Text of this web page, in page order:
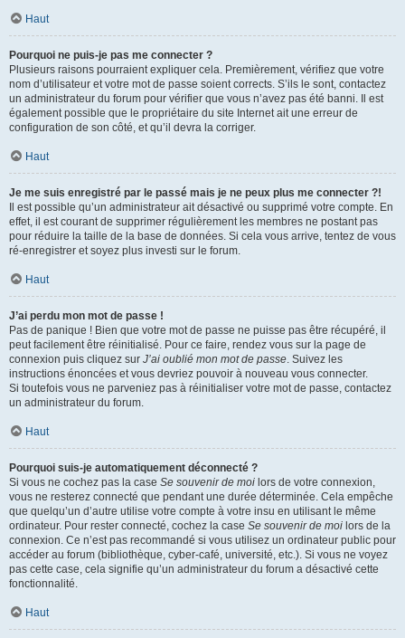
Haut
Pourquoi ne puis-je pas me connecter ?
Plusieurs raisons pourraient expliquer cela. Premièrement, vérifiez que votre
nom d’utilisateur et votre mot de passe soient corrects. S’ils le sont, contactez
un administrateur du forum pour vérifier que vous n’avez pas été banni. Il est
également possible que le propriétaire du site Internet ait une erreur de
configuration de son côté, et qu’il devra la corriger.
Haut
Je me suis enregistré par le passé mais je ne peux plus me connecter ?!
Il est possible qu’un administrateur ait désactivé ou supprimé votre compte. En
effet, il est courant de supprimer régulièrement les membres ne postant pas
pour réduire la taille de la base de données. Si cela vous arrive, tentez de vous
ré-enregistrer et soyez plus investi sur le forum.
Haut
J’ai perdu mon mot de passe !
Pas de panique ! Bien que votre mot de passe ne puisse pas être récupéré, il
peut facilement être réinitialisé. Pour ce faire, rendez vous sur la page de
connexion puis cliquez sur J’ai oublié mon mot de passe. Suivez les
instructions énoncées et vous devriez pouvoir à nouveau vous connecter.
Si toutefois vous ne parveniez pas à réinitialiser votre mot de passe, contactez
un administrateur du forum.
Haut
Pourquoi suis-je automatiquement déconnecté ?
Si vous ne cochez pas la case Se souvenir de moi lors de votre connexion,
vous ne resterez connecté que pendant une durée déterminée. Cela empêche
que quelqu’un d’autre utilise votre compte à votre insu en utilisant le même
ordinateur. Pour rester connecté, cochez la case Se souvenir de moi lors de la
connexion. Ce n’est pas recommandé si vous utilisez un ordinateur public pour
accéder au forum (bibliothèque, cyber-café, université, etc.). Si vous ne voyez
pas cette case, cela signifie qu’un administrateur du forum a désactivé cette
fonctionnalité.
Haut